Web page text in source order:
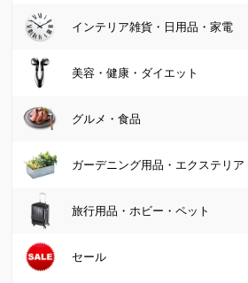
スカート
カーディガン・ボレロ
パーカー・スウェット/トレーナー
Tシャツ・カットソー
コート
ジャケット
フォーマル・スーツ・着物
大きいサイズ
ジュエリー・アクセサリー
財布・ケース・ポーチ
レディース腕時計
帽子・サングラス・手袋・ベルト
ストール・スカーフ・マフラー
傘・レイングッズ
ファッション小物 その他
デスク・机
テレビ台・テレビボード
リビング収納
本棚・ラック・シェルフ
キッチン収納・食器棚
ソファーカバー・マルチカバー
クッション・カバー類
マットレス
肌掛け布団・ダウンケット
敷布団
毛布・タオルケット
布団セット
敷きパッド・ベッドパッド
枕・抱き枕
キッチン用品・調理器具トップへ
鍋・フライパン
保存容器・キャニスター・オイルポット
米びつ・ライスストッカー
キッチン用品収納
お弁当用品・水筒
エプロン・割烹着
インテリア雑貨・日用品・家電
インテリア雑貨・日用品・家電トップへ
インテリア雑貨
絵画・アート・ウォールデコレーション
インテリアグリーン・造花
掃除/お手入れ用品
美容・健康・ダイエット
美容・健康・ダイエットトップへ
スキンケア・基礎化粧品
フェイスケア・美顔器
健康食品・サプリメント
グルメ・食品
グルメ・食品トップへ
グルメまとめ割
お惣菜
肉・卵・乳製品
ガーデニング用品・エクステリア
ガーデニング用品・エクステリアトップへ
屋外収納庫・物置
旅行用品・ホビー・ペット
旅行用品・ホビー・ペットトップへ
セール